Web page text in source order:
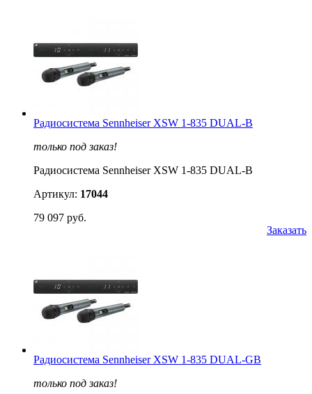
Радиосистема Sennheiser XSW 1-835 DUAL-B
только под заказ!
Радиосистема Sennheiser XSW 1-835 DUAL-B
Артикул: 17044
79 097 руб.
Заказать
Радиосистема Sennheiser XSW 1-835 DUAL-GB
только под заказ!